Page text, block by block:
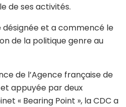
de ses activités.
désignée et a commencé le
de la politique genre au
de l’Agence française de
appuyée par deux
« Bearing Point », la CDC a